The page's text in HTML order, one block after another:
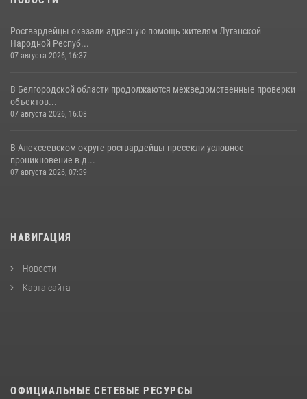
Росгвардейцы оказали адресную помощь жителям Луганской
Народной Респуб...
07 августа 2026, 16:37
В Белгородской области продолжаются межведомственные проверки
объектов...
07 августа 2026, 16:08
В Алексеевском округе росгвардейцы пресекли условное
проникновение в д...
07 августа 2026, 07:39
НАВИГАЦИЯ
Новости
Карта сайта
ОФИЦИАЛЬНЫЕ СЕТЕВЫЕ РЕСУРСЫ